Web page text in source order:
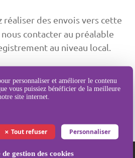
personnaliser et améliorer le contenu
vous puissiez bénéficier de la meilleure
site internet.
Tout refuser Personnaliser
gestion des cookies
réaliser des envois vers cette
contacter au préalable
au niveau local.
supportée vers cette
nov. 2012 à 11:10:34 GMT+0100